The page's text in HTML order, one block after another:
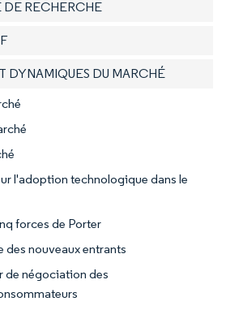
RECHERCHE
DYNAMIQUES DU MARCHÉ
l'adoption technologique dans le
forces de Porter
des nouveaux entrants
de négociation des